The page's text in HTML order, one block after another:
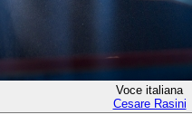
Voce italiana
Cesare Rasini